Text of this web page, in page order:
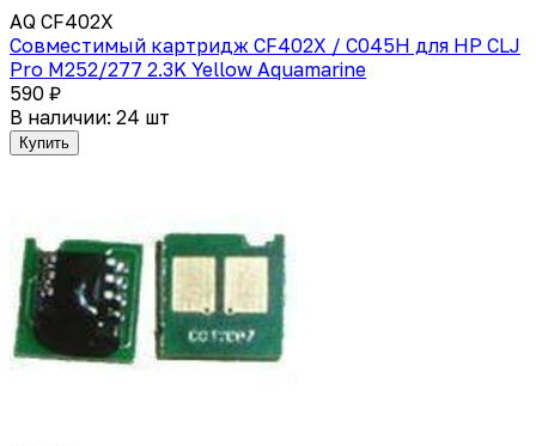
AQ CF402X
Совместимый картридж CF402X / C045H для HP СLJ
Pro M252/277 2.3K Yellow Aquamarine
590 ₽
В наличии: 24 шт
Купить